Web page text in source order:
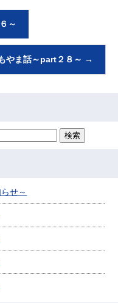
～
やま話～part２８～ →
せ～